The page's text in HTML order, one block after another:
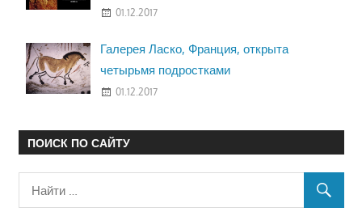
01.12.2017
Галерея Ласко, Франция, открыта
четырьмя подростками
01.12.2017
ПОИСК ПО САЙТУ